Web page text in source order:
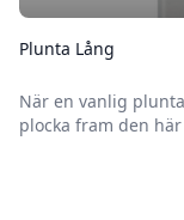
Plunta Lång
När en vanlig
plocka fram den